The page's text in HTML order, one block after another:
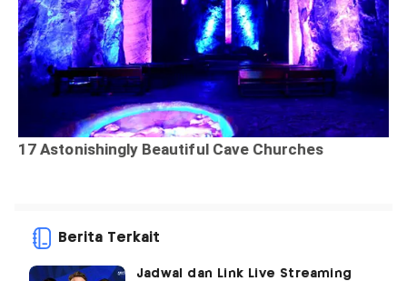
Berita Terkait
Jadwal dan Link Live Streaming